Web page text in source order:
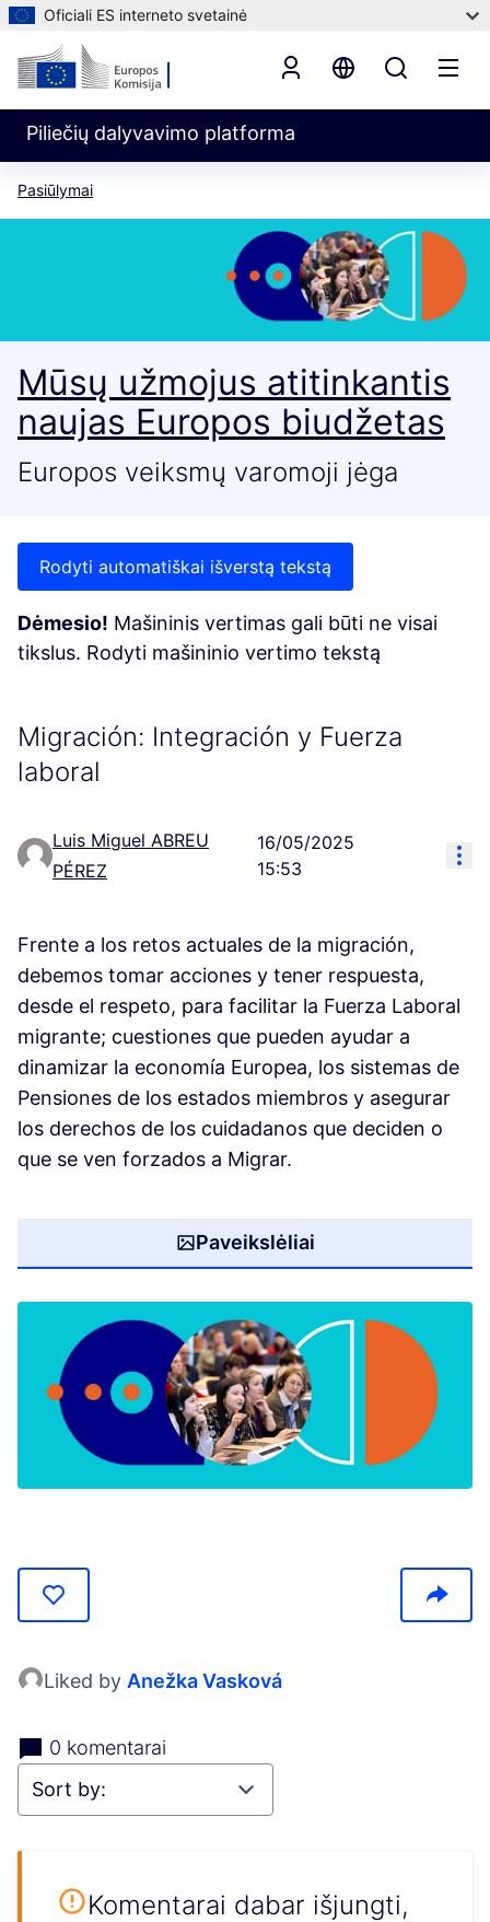
Oficiali ES interneto svetainė
Piliečių dalyvavimo platforma
Pasiūlymai
Mūsų užmojus atitinkantis
naujas Europos biudžetas
Europos veiksmų varomoji jėga
Rodyti automatiškai išverstą tekstą
Dėmesio! Mašininis vertimas gali būti ne visai
tikslus. Rodyti mašininio vertimo tekstą
Migración: Integración y Fuerza
laboral
Luis Miguel ABREU
PÉREZ
16/05/2025
15:53
Frente a los retos actuales de la migración,
debemos tomar acciones y tener respuesta,
desde el respeto, para facilitar la Fuerza Laboral
migrante; cuestiones que pueden ayudar a
dinamizar la economía Europea, los sistemas de
Pensiones de los estados miembros y asegurar
los derechos de los cuidadanos que deciden o
que se ven forzados a Migrar.
Paveikslėliai
Liked by Anežka Vasková
0 komentarai
Komentarai dabar išjungti,